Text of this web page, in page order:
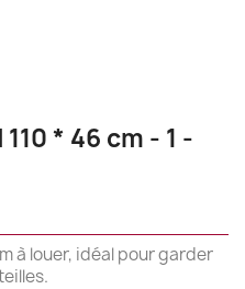
* 46 cm - 1 -
à louer, idéal pour garder